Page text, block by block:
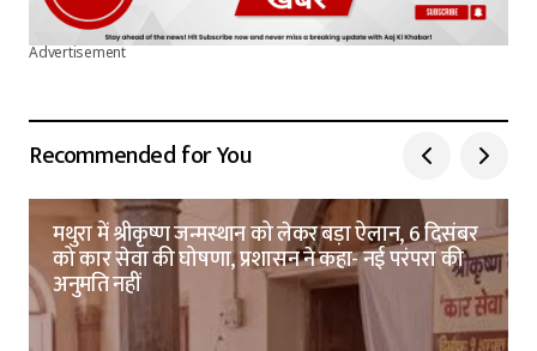
Advertisement
Recommended for You
मथुरा में श्रीकृष्ण जन्मस्थान को लेकर बड़ा ऐलान, 6 दिसंबर
को कार सेवा की घोषणा, प्रशासन ने कहा- नई परंपरा की
अनुमति नहीं